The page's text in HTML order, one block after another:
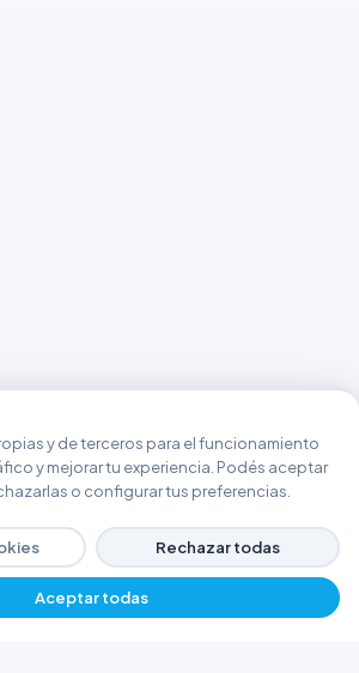
+ Agregar
y de terceros para el funcionamiento
y mejorar tu experiencia. Podés aceptar
o configurar tus preferencias.
Rechazar todas
Aceptar todas